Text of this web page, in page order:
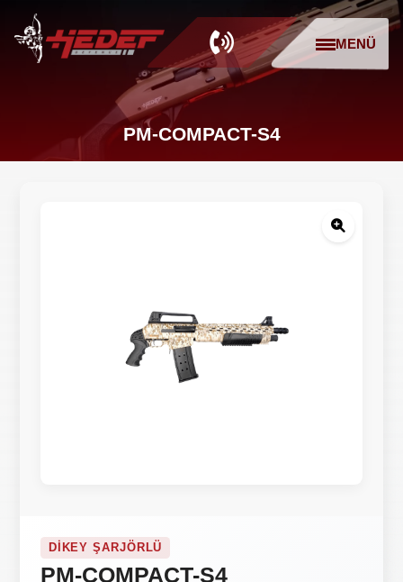
MENÜ
PM-COMPACT-S4
DIKEY ŞARJÖRLÜ
PM-COMPACT-S4